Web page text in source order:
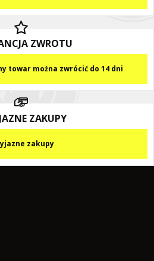
ZWROTU
towar można zwrócić do 14 dni
ZAKUPY
zakupy